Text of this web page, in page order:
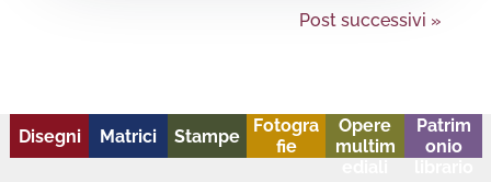
Post successivi »
Disegni Matrici Stampe
Fotogra
fie
Opere
multim
Patrim
onio